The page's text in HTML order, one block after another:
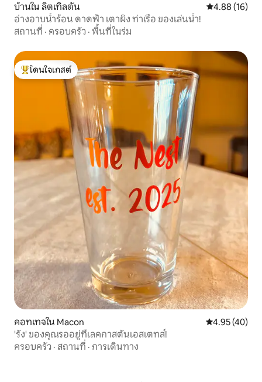
บ้านใน ลิตเทิลตัน คะแนนเฉลี่ย
4.88 (16)
อ่างอาบน้ำร้อน ดาดฟ้า เตาผิง ท่าเรือ ของเล่นน้ำ!
สถานที่ · ครอบครัว · พื้นที่ในร่ม
โดนใจเกสต์ที่สุด
โดนใจเกสต์
คอทเทจใน Macon คะแนนเฉลี่ย
4.95 (40)
'รัง' ของคุณรออยู่ที่เลคกาสตันเอสเตทส์!
ครอบครัว · สถานที่ · การเดินทาง